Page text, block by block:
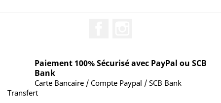
Paiement 100% Sécurisé avec PayPal ou SCB
Bank
Carte Bancaire / Compte Paypal / SCB Bank
Transfert